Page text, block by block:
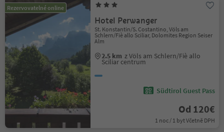
Rezervovatelné online
Hotel Perwanger
St. Konstantin/S. Costantino, Völs am
Schlern/Fiè allo Sciliar, Dolomites Region Seiser
Alm
2.5 km z Völs am Schlern/Fiè allo
Sciliar centrum
Südtirol Guest Pass
Od 120€
1 noc / 1 byt Včetně DPH